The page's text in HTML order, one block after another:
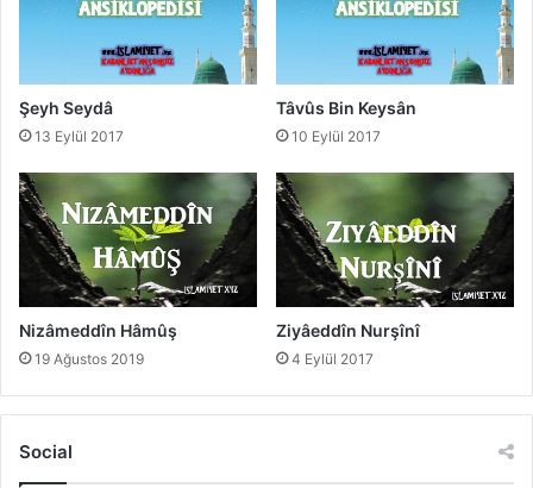
Şeyh Seydâ
13 Eylül 2017
Tâvûs Bin Keysân
10 Eylül 2017
Nizâmeddîn Hâmûş
19 Ağustos 2019
Ziyâeddîn Nurşînî
4 Eylül 2017
Social